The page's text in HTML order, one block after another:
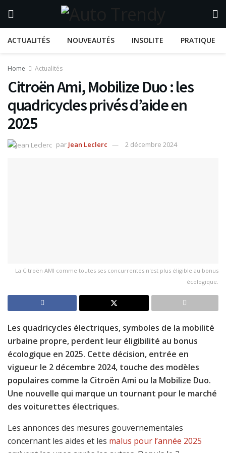
ACTUALITÉS NOUVEAUTÉS INSOLITE PRATIQUE
Home Actualités
Citroën Ami, Mobilize Duo : les
quadricycles privés d’aide en
2025
par Jean Leclerc 2 décembre 2024
La Citroën AMI comme toutes ses concurrentes n'est plus éligible au bonus
écologique.
Les quadricycles électriques, symboles de la mobilité
urbaine propre, perdent leur éligibilité au bonus
écologique en 2025. Cette décision, entrée en
vigueur le 2 décembre 2024, touche des modèles
populaires comme la Citroën Ami ou la Mobilize Duo.
Une nouvelle qui marque un tournant pour le marché
des voiturettes électriques.
Les annonces des mesures gouvernementales
concernant les aides et les malus pour l’année 2025